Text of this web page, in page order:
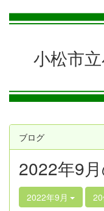
小松市
ブログ
2022年9
2022年9月